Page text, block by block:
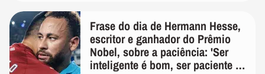
Frase do dia de Hermann Hesse,
escritor e ganhador do Prêmio
Nobel, sobre a paciência: 'Ser
inteligente é bom, ser paciente é